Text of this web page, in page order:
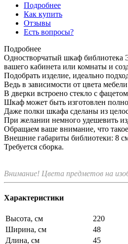
Подробнее
Как купить
Отзывы
Есть вопросы?
Подробнее
Одностворчатый шкаф библиотека
вашего кабинета или комнаты и
Подобрать изделие, идеально
Ведь в зависимости от цвета
В дверки встроено стекло с
Шкаф может быть изготовлен
Даже полки шкафа сделаны из
При желании немного удешевить
Обращаем ваше внимание, что
Внешние габариты библиотеки: 8
Требуется сборка.
Внимание! Цвета предметов на
Характеристики
Высота, см
220
Ширина, см
48
Длина, см
45